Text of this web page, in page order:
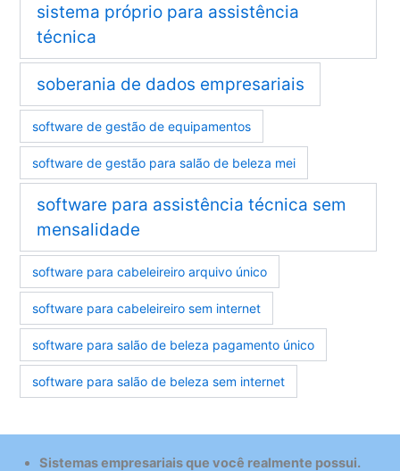
sistema próprio para assistência
técnica
soberania de dados empresariais
software de gestão de equipamentos
software de gestão para salão de beleza mei
software para assistência técnica sem
mensalidade
software para cabeleireiro arquivo único
software para cabeleireiro sem internet
software para salão de beleza pagamento único
software para salão de beleza sem internet
Sistemas empresariais que você realmente possui.